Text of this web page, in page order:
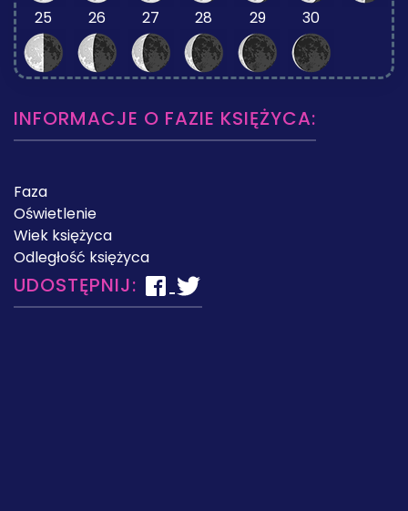
25
26 27 28 29 30
INFORMACJE O FAZIE KSIĘŻYCA:
Faza
Oświetlenie
Wiek księżyca
Odległość księżyca
UDOSTĘPNIJ: